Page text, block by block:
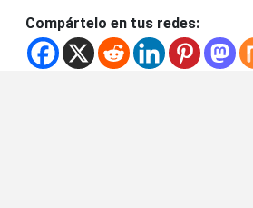
Compártelo en tus redes: